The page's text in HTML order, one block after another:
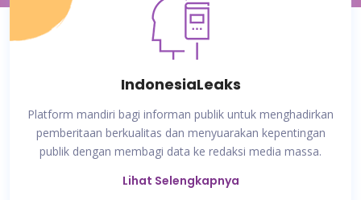
IndonesiaLeaks
Platform mandiri bagi informan publik untuk menghadirkan
pemberitaan berkualitas dan menyuarakan kepentingan
publik dengan membagi data ke redaksi media massa.
Lihat Selengkapnya